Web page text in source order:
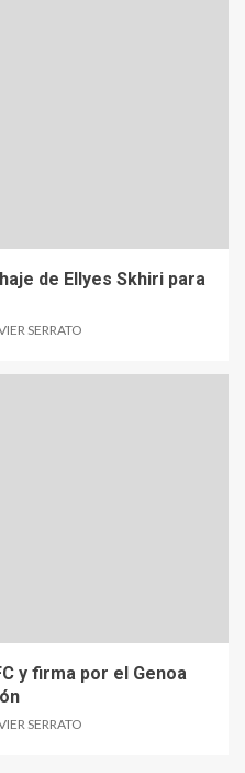
de Ellyes Skhiri para
SERRATO
y firma por el Genoa
SERRATO